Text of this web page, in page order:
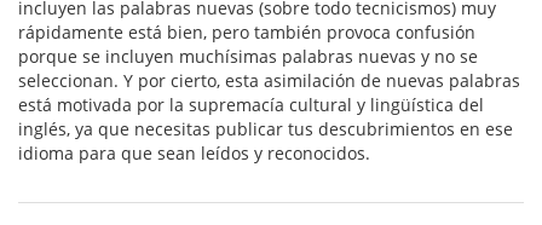
incluyen las palabras nuevas (sobre todo tecnicismos) muy
rápidamente está bien, pero también provoca confusión
porque se incluyen muchísimas palabras nuevas y no se
seleccionan. Y por cierto, esta asimilación de nuevas palabras
está motivada por la supremacía cultural y lingüística del
inglés, ya que necesitas publicar tus descubrimientos en ese
idioma para que sean leídos y reconocidos.